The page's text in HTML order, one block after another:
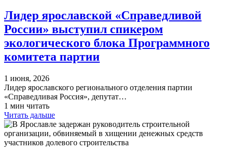
Лидер ярославской «Справедливой
России» выступил спикером
экологического блока Программного
комитета партии
1 июня, 2026
Лидер ярославского регионального отделения партии
«Справедливая Россия», депутат…
1 мин читать
Читать дальше